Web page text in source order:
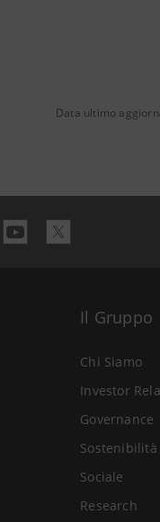
Data ultimo
Il Gruppo
Chi Siamo
Investor
Governance
Sostenibilità
Sociale
Research